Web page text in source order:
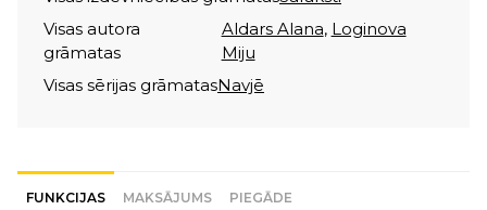
Visas autora
grāmatas
Aldars Alana, Loginova
Miju
Visas sērijas grāmatasNavjē
FUNKCIJAS MAKSĀJUMS PIEGĀDE